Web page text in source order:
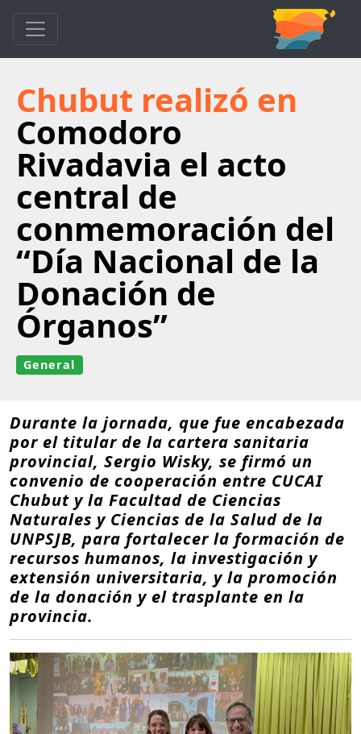
Chubut realizó en
Comodoro
Rivadavia el acto
central de
conmemoración del
“Día Nacional de la
Donación de
Órganos”
General
Durante la jornada, que fue encabezada
por el titular de la cartera sanitaria
provincial, Sergio Wisky, se firmó un
convenio de cooperación entre CUCAI
Chubut y la Facultad de Ciencias
Naturales y Ciencias de la Salud de la
UNPSJB, para fortalecer la formación de
recursos humanos, la investigación y
extensión universitaria, y la promoción
de la donación y el trasplante en la
provincia.